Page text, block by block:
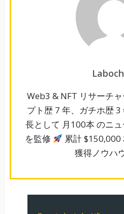
Web3 & NFT リサーチ
プト歴 7 年、ガチホ歴
長として 月100本 のニ
を監修
累計 $150,000
獲得ノウハ